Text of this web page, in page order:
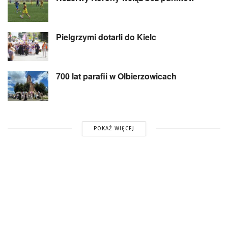
Pielgrzymi dotarli do Kielc
700 lat parafii w Olbierzowicach
POKAŻ WIĘCEJ